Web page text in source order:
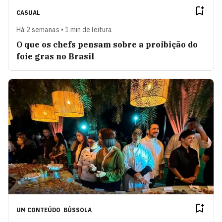
CASUAL
Há 2 semanas • 1 min de leitura
O que os chefs pensam sobre a proibição do
foie gras no Brasil
UM CONTEÚDO BÚSSOLA